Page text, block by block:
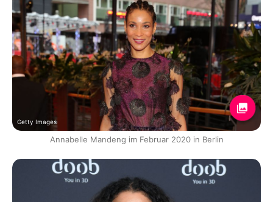
Getty Images
Annabelle Mandeng im Februar 2020 in Berlin